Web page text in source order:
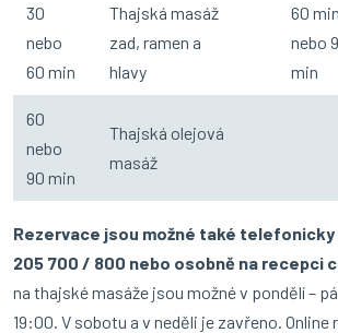
30
nebo
60 min
Thajská masáž
zad, ramen a
hlavy
60 min
nebo
min
60
nebo
90 min
Thajská olejová
masáž
Rezervace jsou možné také telefonicky
205 700 / 800 nebo osobně na recepci
na thajské masáže jsou možné v pondělí –
19:00. V sobotu a v neděli je zavřeno. Online